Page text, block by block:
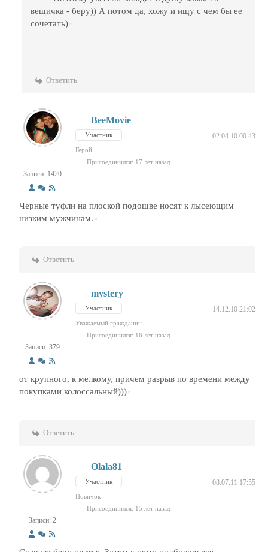
вещичка - беру)) А потом да, хожу и ищу с чем бы ее
сочетать)
Ответить
Записи: 1420
BeeMovie
Участник 02.04.10 00:43
Герой
Присоединился: 17 лет назад
Черные туфли на плоской подошве носят к лысеющим
низким мужчинам.
Ответить
Записи: 379
mystery
Участник 14.12.10 21:02
Уважаемый гражданин
Присоединился: 16 лет назад
от крупного, к мелкому, причем разрыв по времени между
покупками колоссальный)))
Ответить
Записи: 2
Olala81
Участник 08.07.11 17:55
Новичок
Присоединился: 15 лет назад